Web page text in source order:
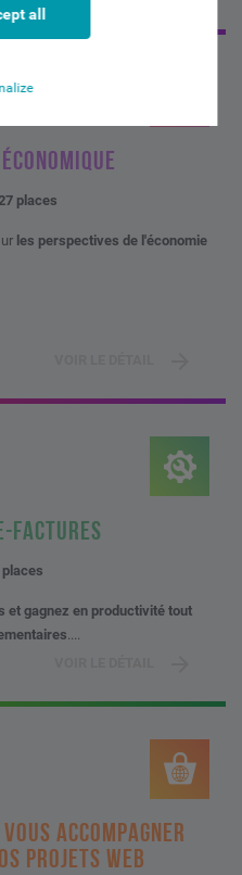
places
les perspectives de l'économie
FACTURES
places
et gagnez en productivité tout
ACCOMPAGNER
PROJETS WEB
all